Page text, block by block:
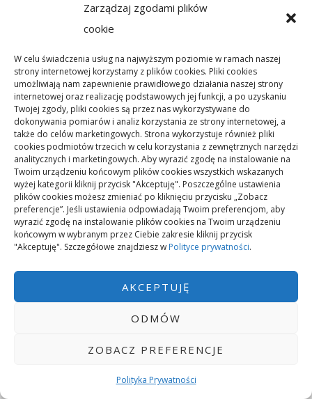
Zarządzaj zgodami plików
cookie
W celu świadczenia usług na najwyższym poziomie w ramach naszej
strony internetowej korzystamy z plików cookies. Pliki cookies
umożliwiają nam zapewnienie prawidłowego działania naszej strony
internetowej oraz realizację podstawowych jej funkcji, a po uzyskaniu
Twojej zgody, pliki cookies są przez nas wykorzystywane do
dokonywania pomiarów i analiz korzystania ze strony internetowej, a
także do celów marketingowych. Strona wykorzystuje również pliki
cookies podmiotów trzecich w celu korzystania z zewnętrznych narzędzi
analitycznych i marketingowych. Aby wyrazić zgodę na instalowanie na
Twoim urządzeniu końcowym plików cookies wszystkich wskazanych
wyżej kategorii kliknij przycisk "Akceptuję". Poszczególne ustawienia
plików cookies możesz zmieniać po kliknięciu przycisku „Zobacz
preferencje”. Jeśli ustawienia odpowiadają Twoim preferencjom, aby
wyrazić zgodę na instalowanie plików cookies na Twoim urządzeniu
końcowym w wybranym przez Ciebie zakresie kliknij przycisk
"Akceptuję". Szczegółowe znajdziesz w Polityce prywatności.
AKCEPTUJĘ
ODMÓW
ZOBACZ PREFERENCJE
Polityka Prywatności
Mikrorachunek podatkowy: przelewy i
księgowanie
Podstawowe rodzaje śrub – przegląd
najważniejszych typów
Pielęgnacja podłogi po remoncie: jak wydłużyć
dobry efekt
Remont podłogi przed przeprowadzką:
kolejność prac
Dojazd nad Jezioro Rożnowskie bez samochodu
Jak poradzić sobie z nadmiarem
Rekuperator i smart home: integracja i
możliwości
Co spakować na ferie nad morzem z dzieckiem
Jak dziecko reaguje na zmianę szkoły po